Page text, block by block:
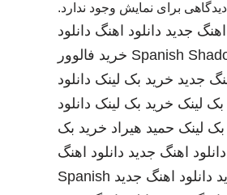
دیدگاهی برای نمایش وجود ندارد.
اهنگ جدید دانلود اهنگ دانلود
Spanish خرید فالوور
جدید خرید بک لینک دانلود
لینک خرید بک لینک دانلود
لینک حمید هیراد خرید بک
دانلود اهنگ جدید دانلود اهنگ
دانلود اهنگ جدید Spanish